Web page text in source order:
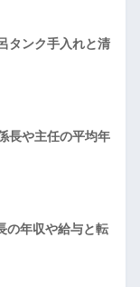
タンク手入れと清
長や主任の平均年
の年収や給与と転